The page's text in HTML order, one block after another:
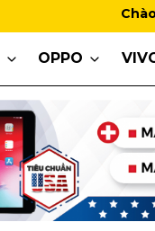
Chào mừng
OPPO